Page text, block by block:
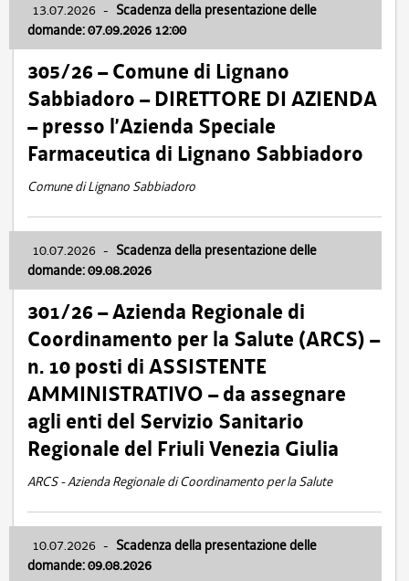
13.07.2026 - Scadenza della presentazione delle
domande: 07.09.2026 12:00
305/26 – Comune di Lignano
Sabbiadoro – DIRETTORE DI AZIENDA
– presso l’Azienda Speciale
Farmaceutica di Lignano Sabbiadoro
Comune di Lignano Sabbiadoro
10.07.2026 - Scadenza della presentazione delle
domande: 09.08.2026
301/26 – Azienda Regionale di
Coordinamento per la Salute (ARCS) –
n. 10 posti di ASSISTENTE
AMMINISTRATIVO – da assegnare
agli enti del Servizio Sanitario
Regionale del Friuli Venezia Giulia
ARCS - Azienda Regionale di Coordinamento per la Salute
10.07.2026 - Scadenza della presentazione delle
domande: 09.08.2026